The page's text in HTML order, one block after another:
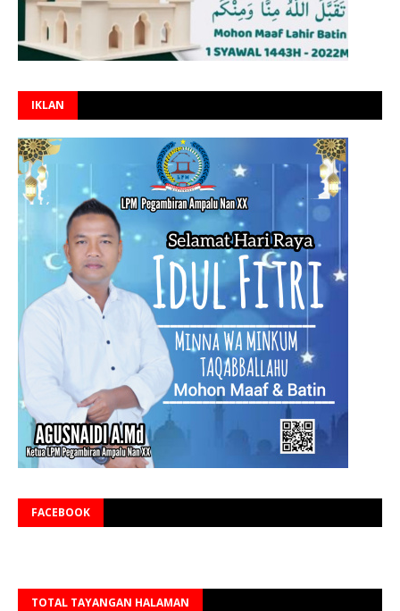
IKLAN
FACEBOOK
TOTAL TAYANGAN HALAMAN